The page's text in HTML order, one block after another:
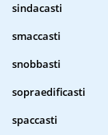
sindacasti
smaccasti
snobbasti
sopraedificasti
spaccasti